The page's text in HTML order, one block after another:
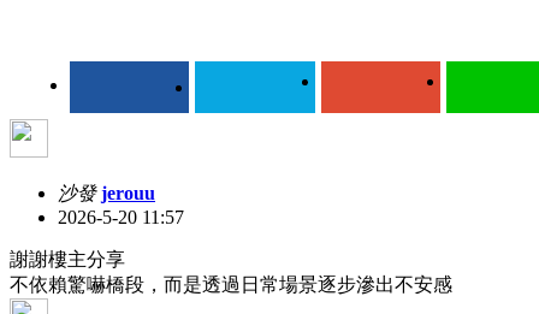
沙發 jerouu
2026-5-20 11:57
謝謝樓主分享
不依賴驚嚇橋段，而是透過日常場景逐步滲出不安感